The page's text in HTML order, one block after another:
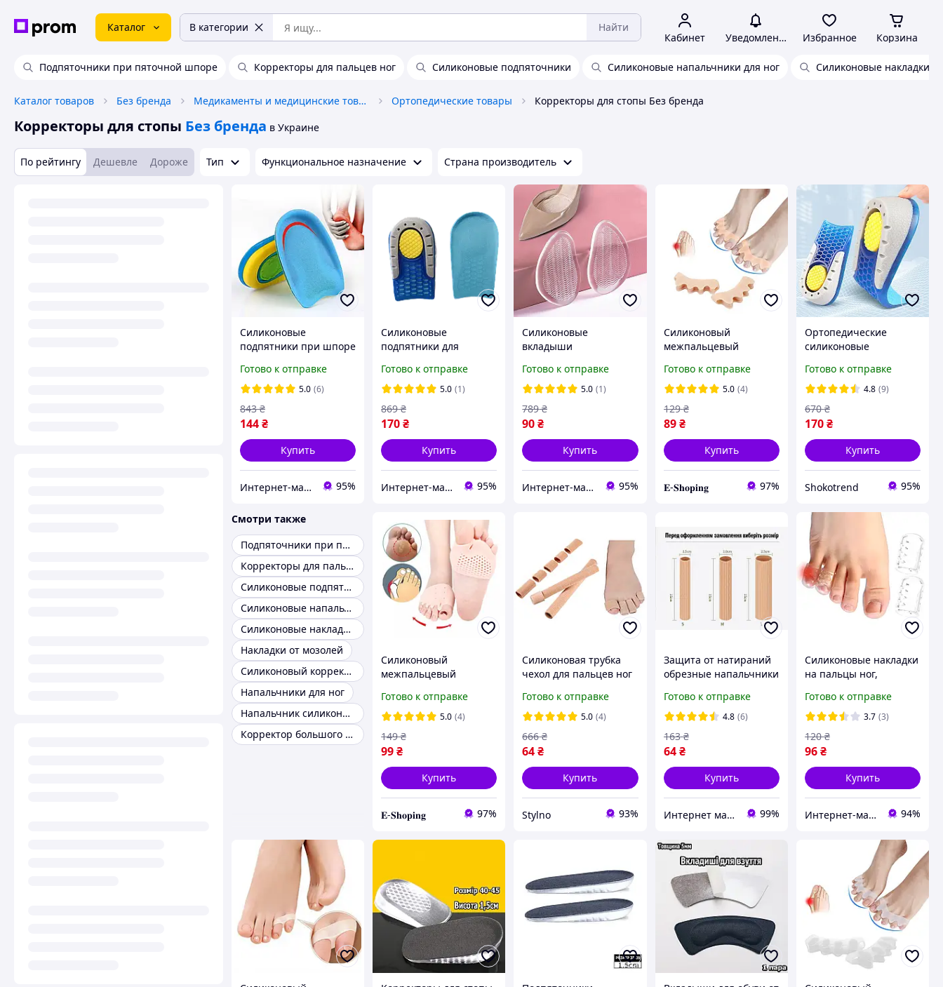
Каталог В категории Найти
Кабинет Уведомления Избранное Корзина
Подпяточники при пяточной шпоре Корректоры для пальцев ног Силиконовые подпяточники Силиконовые напальчники для ног Силиконовые накладки
Каталог товаров Без бренда Медикаменты и медицинские товары Ортопедические товары Корректоры для стопы Без бренда
Корректоры для стопы Без бренда в Украине
По рейтингу Дешевле Дороже Тип Функциональное назначение Страна производитель
Силиконовые
подпятники при шпоре
Корректор для стопы в
обуви. Полустельки
гелевые
Готово к отправке
5.0 (6)
144₴
843 ₴
Купить
Интернет-магазин "Dianora-Style" 95%
Силиконовые
подпятники для
1,5см. Полустельки
гелевые для обуви с
дополнительной
амортизацией
Готово к отправке
5.0 (1)
170₴
869 ₴
Купить
Интернет-магазин "Dianora-Style" 95%
Силиконовые
вкладыши
туфли. Гелевые вставки
прозрачные для обуви
для смягчения
Готово к отправке
5.0 (1)
90₴
789 ₴
Купить
Интернет-магазин "Dianora-Style" 95%
Силиконовый
межпальцевый
пальцев Hallux Valgus
Beige
Готово к отправке
5.0 (4)
89 ₴
129 ₴
Купить
𝐄-𝐒𝐡𝐨𝐩𝐢𝐧𝐠 97%
Ортопедические
силиконовые
увеличения роста
1,5см. Полустельки
гелевые для обуви
Готово к отправке
4.8 (9)
170₴
670 ₴
Купить
Shokotrend 95%
Смотри также
Подпяточники при пяточной шпоре
Корректоры для пальцев ног
Силиконовые подпяточники
Силиконовые напальчники для ног
Силиконовые накладки на обувь
Накладки от мозолей
Силиконовый корректор пальцев
Напальчники для ног
Напальчник силиконовый
Корректор большого пальца
Силиконовый
межпальцевый
Valgus Pro Beige
Готово к отправке
5.0 (4)
99₴
149 ₴
Купить
𝐄-𝐒𝐡𝐨𝐩𝐢𝐧𝐠 97%
Силиконовая трубка
чехол для пальцев ног
2х15см. Гелевые
напальчники обрезные
Готово к отправке
5.0 (4)
64₴
666 ₴
Купить
Stylno 93%
Защита от натираний
обрезные напальчники
мозолей и натоптышей
1шт выберите размер
Готово к отправке
4.8 (6)
64 ₴
163 ₴
Купить
Интернет магазин GoGoShop 99%
Силиконовые накладки
на пальцы ног,
(Колпачки от мозолей)
Готово к отправке
3.7 (3)
96₴
120 ₴
Купить
Интернет-магазин Bigs 94%